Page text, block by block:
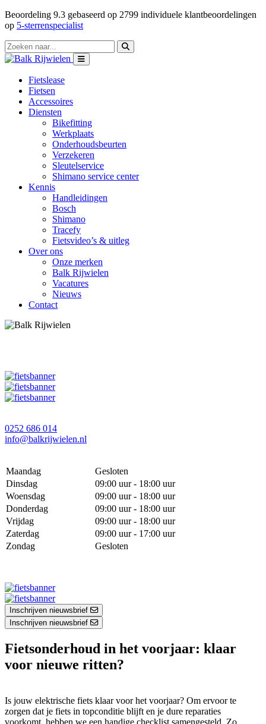
Beoordeling 9.3 gebaseerd op 2799 individuele klantbeoordelingen
op 5-sterrenspecialist
Fietslease
Fietsen
Accessoires
Diensten
Bikefitting
Werkplaats
Onderhoudsbeurten
Verzekeren
Sleutelservice
Shimano service center
Kennis
Handleidingen
Bosch
Shimano
Tracefy
Fietsvideo’s & uitleg
Over ons
Onze merken
Balk Rijwielen
Vacatures
Nieuws
Contact
0252 686 014
info@balkrijwielen.nl
Maandag
Gesloten
Dinsdag
09:00 uur - 18:00 uur
Woensdag
09:00 uur - 18:00 uur
Donderdag
09:00 uur - 18:00 uur
Vrijdag
09:00 uur - 18:00 uur
Zaterdag
09:00 uur - 17:00 uur
Zondag
Gesloten
Inschrijven nieuwsbrief
Inschrijven nieuwsbrief
Fietsonderhoud in het voorjaar: klaar
voor nieuwe ritten?
Is jouw elektrische fiets klaar voor het voorjaar? Om ervoor te
zorgen dat je fiets in topconditie blijft en je dure reparaties
voorkomt, hebben we een handige checklist samengesteld. Zo